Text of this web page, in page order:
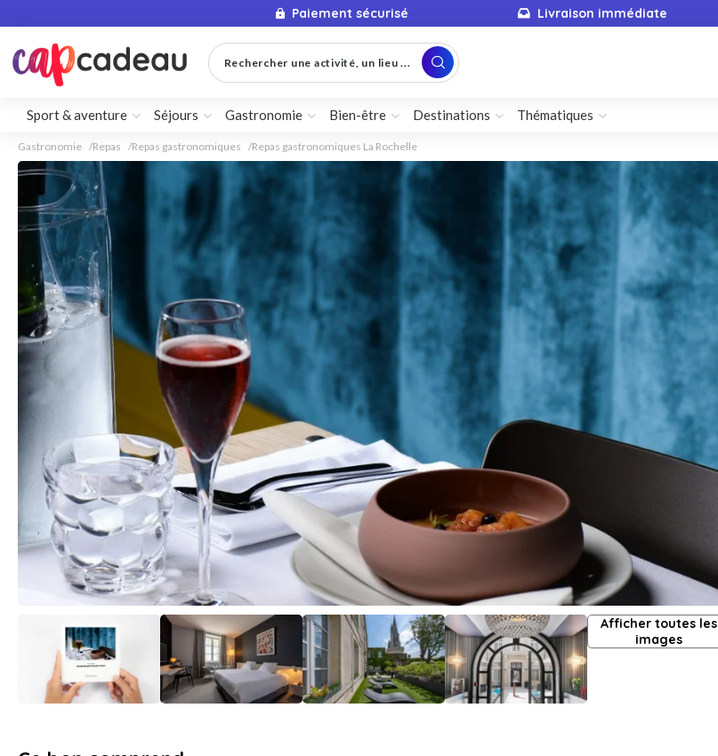
Paiement sécurisé Livraison immédiate
Rechercher une activité, un lieu ...
Sport & aventure Séjours Gastronomie Bien-être Destinations Thématiques
Gastronomie Repas Repas gastronomiques Repas gastronomiques La Rochelle
Afficher toutes les
images